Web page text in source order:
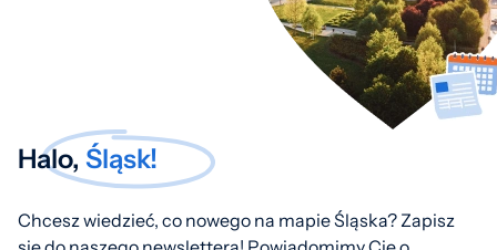
Halo, Śląsk!
Chcesz wiedzieć, co nowego na mapie Śląska? Zapisz